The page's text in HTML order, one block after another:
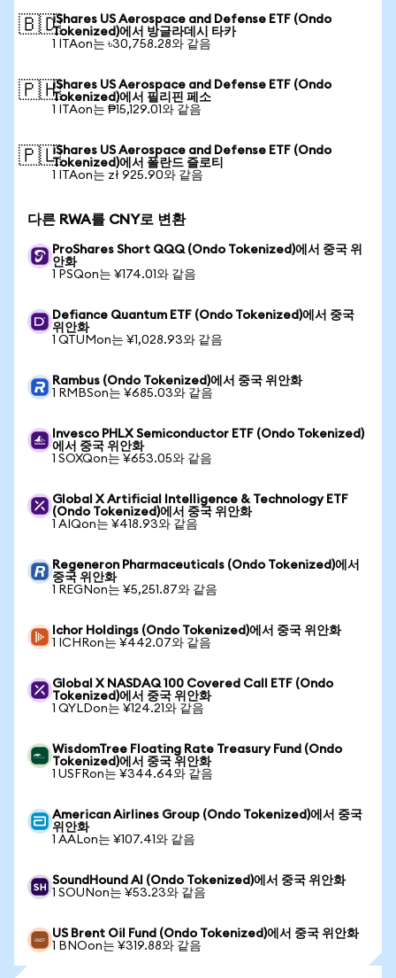
🇧🇩iShares US Aerospace and Defense ETF (Ondo
Tokenized)에서 방글라데시 타카
1 ITAon는 ৳30,758.28와 같음
🇵🇭iShares US Aerospace and Defense ETF (Ondo
Tokenized)에서 필리핀 페소
1 ITAon는 ₱15,129.01와 같음
🇵🇱iShares US Aerospace and Defense ETF (Ondo
Tokenized)에서 폴란드 즐로티
1 ITAon는 zł 925.90와 같음
다른 RWA를 CNY로 변환
ProShares Short QQQ (Ondo Tokenized)에서 중국 위
안화
1 PSQon는 ¥174.01와 같음
Defiance Quantum ETF (Ondo Tokenized)에서 중국
위안화
1 QTUMon는 ¥1,028.93와 같음
Rambus (Ondo Tokenized)에서 중국 위안화
1 RMBSon는 ¥685.03와 같음
Invesco PHLX Semiconductor ETF (Ondo Tokenized)
에서 중국 위안화
1 SOXQon는 ¥653.05와 같음
Global X Artificial Intelligence & Technology ETF
(Ondo Tokenized)에서 중국 위안화
1 AIQon는 ¥418.93와 같음
Regeneron Pharmaceuticals (Ondo Tokenized)에서
중국 위안화
1 REGNon는 ¥5,251.87와 같음
Ichor Holdings (Ondo Tokenized)에서 중국 위안화
1 ICHRon는 ¥442.07와 같음
Global X NASDAQ 100 Covered Call ETF (Ondo
Tokenized)에서 중국 위안화
1 QYLDon는 ¥124.21와 같음
WisdomTree Floating Rate Treasury Fund (Ondo
Tokenized)에서 중국 위안화
1 USFRon는 ¥344.64와 같음
American Airlines Group (Ondo Tokenized)에서 중국
위안화
1 AALon는 ¥107.41와 같음
SoundHound AI (Ondo Tokenized)에서 중국 위안화
1 SOUNon는 ¥53.23와 같음
US Brent Oil Fund (Ondo Tokenized)에서 중국 위안화
1 BNOon는 ¥319.88와 같음